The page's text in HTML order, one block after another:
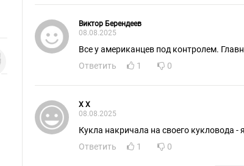
Виктор Берендеев
08.08.2025
Все у американцев под контролем.
Ответить
1 0
Х Х
08.08.2025
Кукла накричала на своего кукловода -
Ответить
1 0